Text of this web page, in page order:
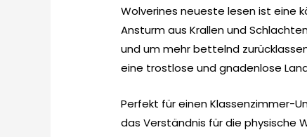
Wolverines neueste lesen ist eine
Ansturm aus Krallen und
und um mehr bettelnd
eine trostlose und gnadenlose
Perfekt für einen Klassenzimmer-
das Verständnis für die physische